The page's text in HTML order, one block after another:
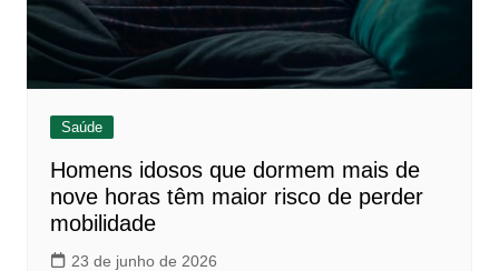
Saúde
Homens idosos que dormem mais de
nove horas têm maior risco de perder
mobilidade
23 de junho de 2026